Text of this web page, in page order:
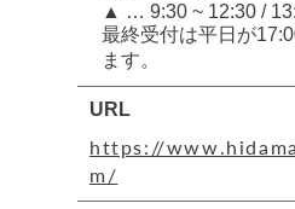
▲ … 9:30 ~ 12:30 /
最終受付は平日が
ます。
URL
https://
m/